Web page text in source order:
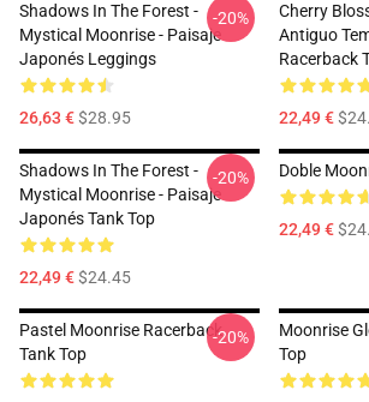
Shadows In The Forest -
Mystical Moonrise - Paisaje
Japonés Leggings
26,63 €$28.95
-20%
Cherry
Antiguo
Racerback
22,49 €
Shadows In The Forest -
Mystical Moonrise - Paisaje
Japonés Tank Top
22,49 €$24.45
-20% Doble
22,49 €
Pastel Moonrise Racerback
Tank Top
-20%
Moonrise
Top